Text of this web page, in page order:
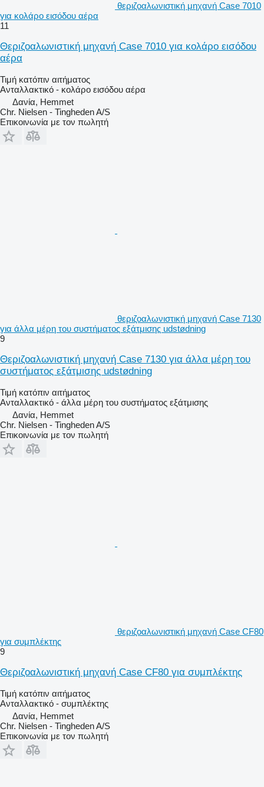
θεριζοαλωνιστική μηχανή Case 7010
για κολάρο εισόδου αέρα
11
Θεριζοαλωνιστική μηχανή Case 7010 για κολάρο εισόδου
αέρα
Τιμή κατόπιν αιτήματος
Ανταλλακτικό - κολάρο εισόδου αέρα
Δανία, Hemmet
Chr. Nielsen - Tingheden A/S
Επικοινωνία με τον πωλητή
θεριζοαλωνιστική μηχανή Case 7130
για άλλα μέρη του συστήματος εξάτμισης udstødning
9
Θεριζοαλωνιστική μηχανή Case 7130 για άλλα μέρη του
συστήματος εξάτμισης udstødning
Τιμή κατόπιν αιτήματος
Ανταλλακτικό - άλλα μέρη του συστήματος εξάτμισης
Δανία, Hemmet
Chr. Nielsen - Tingheden A/S
Επικοινωνία με τον πωλητή
θεριζοαλωνιστική μηχανή Case CF80
για συμπλέκτης
9
Θεριζοαλωνιστική μηχανή Case CF80 για συμπλέκτης
Τιμή κατόπιν αιτήματος
Ανταλλακτικό - συμπλέκτης
Δανία, Hemmet
Chr. Nielsen - Tingheden A/S
Επικοινωνία με τον πωλητή